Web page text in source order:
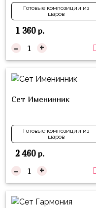
Готовые композиции из
шаров
1 360р.
- +
Сет Именинник
Готовые композиции из
шаров
2 460р.
- +
Куклы
ЛОЛ
Для
Него
Неё
Мишка
Транспорт
/
Техника
Животные
Морская
Тема